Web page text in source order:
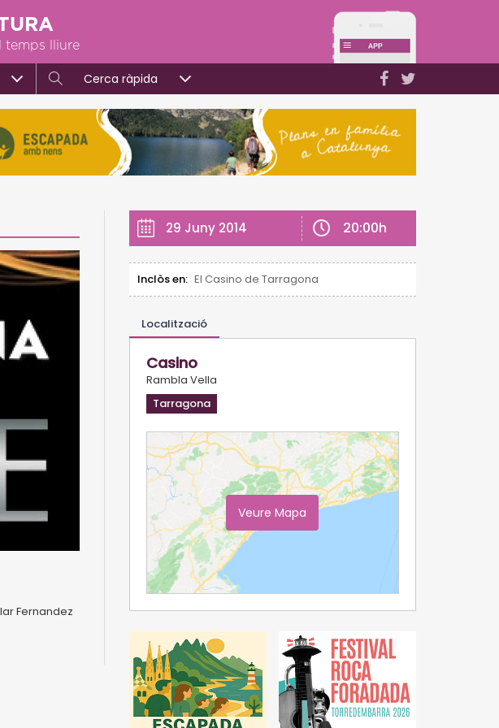
temps lliure
Cerca ràpida
Fernandez
29 Juny 2014 20:00h
Inclòs en: El Casino de Tarragona
Localització
Casino
Rambla Vella
Tarragona
Veure Mapa